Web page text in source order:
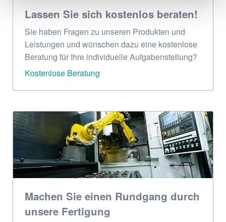
Lassen Sie sich kostenlos beraten!
Sie haben Fragen zu unseren Produkten und
Leistungen und wünschen dazu eine kostenlose
Beratung für Ihre individuelle Aufgabenstellung?
Kostenlose Beratung
Machen Sie einen Rundgang durch
unsere Fertigung